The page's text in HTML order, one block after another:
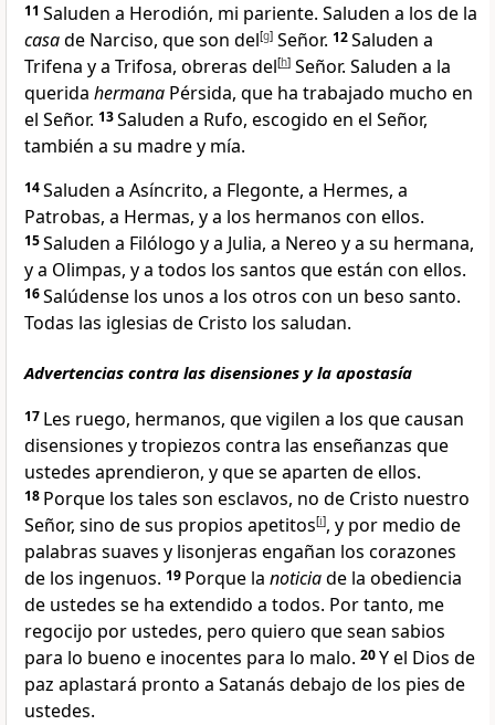
11 Saluden a Herodión, mi pariente. Saluden a los de la
casade Narciso, que son del[g] Señor. 12Saluden a
Trifena y a Trifosa, obreras del[h] Señor. Saluden a la
querida hermana Pérsida, que ha trabajado mucho en
el Señor. 13Saluden a Rufo, escogido en el Señor,
también a su madre y mía.
14Saluden a Asíncrito, a Flegonte, a Hermes, a
Patrobas, a Hermas, y a los hermanos con ellos.
15Saluden a Filólogo y a Julia, a Nereo y a su hermana,
y a Olimpas, y a todos los santos que están con ellos.
16Salúdense los unos a los otros con un beso santo.
Todas las iglesias de Cristo los saludan.
Advertencias contra las disensiones y la apostasía
17 Les ruego, hermanos, que vigilen a los que causan
disensiones y tropiezos contra las enseñanzas que
ustedes aprendieron, y que se aparten de ellos.
18 Porque los tales son esclavos, no de Cristo nuestro
Señor, sino de sus propios apetitos[i], y por medio de
palabras suaves y lisonjeras engañan los corazones
de los ingenuos. 19 Porque la noticiade la obediencia
de ustedes se ha extendido a todos. Por tanto, me
regocijo por ustedes, pero quiero que sean sabios
para lo bueno e inocentes para lo malo. 20Y el Dios de
paz aplastará pronto a Satanás debajo de los pies de
ustedes.